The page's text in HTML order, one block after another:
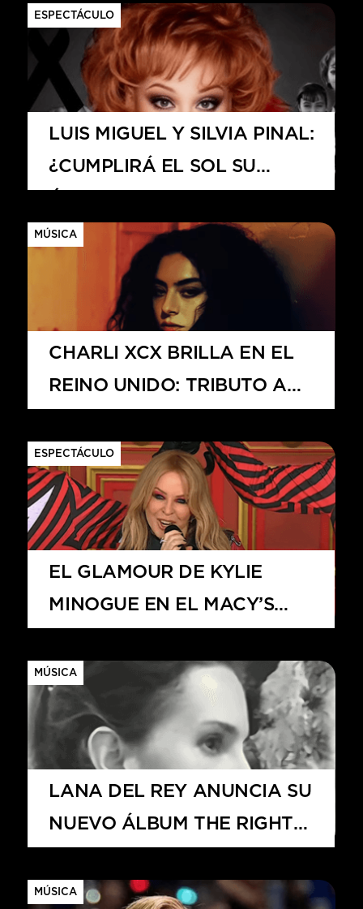
CONTROVERSIA
INESPERADA
ESPECTÁCULO
LUIS MIGUEL Y SILVIA PINAL:
¿CUMPLIRÁ EL SOL SU
MÚSICA
CHARLI XCX BRILLA EN EL
REINO UNIDO: TRIBUTO A
INVITADAS
ESPECTÁCULO
EL GLAMOUR DE KYLIE
MINOGUE EN EL MACY’S
2024
MÚSICA
LANA DEL REY ANUNCIA SU
NUEVO ÁLBUM THE RIGHT
MAYO DE 2025
MÚSICA